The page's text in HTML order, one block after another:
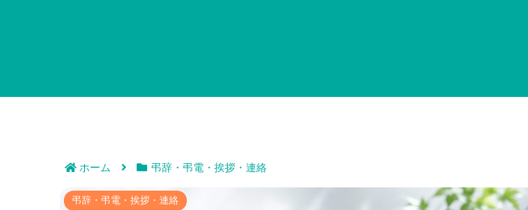
ホーム 弔辞・弔電・挨拶・連絡
自分が喪中のときにお中元を贈るマナーと注意点｜知って安心、正しい対応
弔辞・弔電・挨拶・連絡